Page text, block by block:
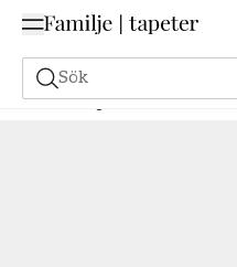
Sök
Målarfärg Beställ utifrån NCS